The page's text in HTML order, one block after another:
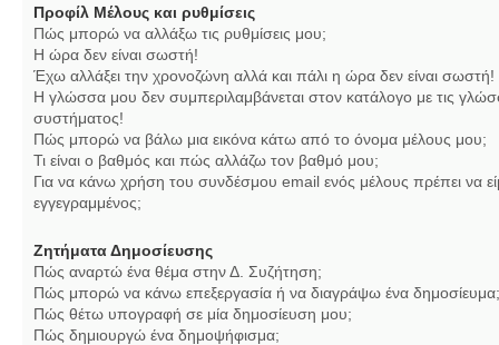
Προφίλ Μέλους και ρυθμίσεις
Πώς μπορώ να αλλάξω τις ρυθμίσεις μου;
Η ώρα δεν είναι σωστή!
Έχω αλλάξει την χρονοζώνη αλλά και πάλι η ώρα δεν είναι σωστή!
Η γλώσσα μου δεν συμπεριλαμβάνεται στον κατάλογο με τις
συστήματος!
Πώς μπορώ να βάλω μια εικόνα κάτω από το όνομα μέλους μου;
Τι είναι ο βαθμός και πώς αλλάζω τον βαθμό μου;
Για να κάνω χρήση του συνδέσμου email ενός μέλους πρέπει να
εγγεγραμμένος;
Ζητήματα Δημοσίευσης
Πώς αναρτώ ένα θέμα στην Δ. Συζήτηση;
Πώς μπορώ να κάνω επεξεργασία ή να διαγράψω ένα δημοσίευμα;
Πώς θέτω υπογραφή σε μία δημοσίευση μου;
Πώς δημιουργώ ένα δημοψήφισμα;